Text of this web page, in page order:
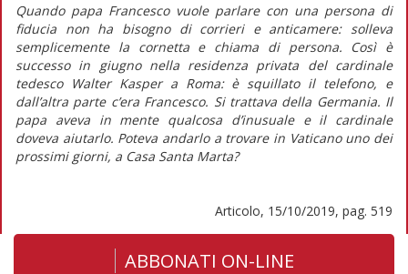
Quando papa Francesco vuole parlare con una persona di
fiducia non ha bisogno di corrieri e anticamere: solleva
semplicemente la cornetta e chiama di persona. Così è
successo in giugno nella residenza privata del cardinale
tedesco Walter Kasper a Roma: è squillato il telefono, e
dall’altra parte c’era Francesco. Si trattava della Germania. Il
papa aveva in mente qualcosa d’inusuale e il cardinale
doveva aiutarlo. Poteva andarlo a trovare in Vaticano uno dei
prossimi giorni, a Casa Santa Marta?
Articolo, 15/10/2019, pag. 519
ABBONATI ON-LINE